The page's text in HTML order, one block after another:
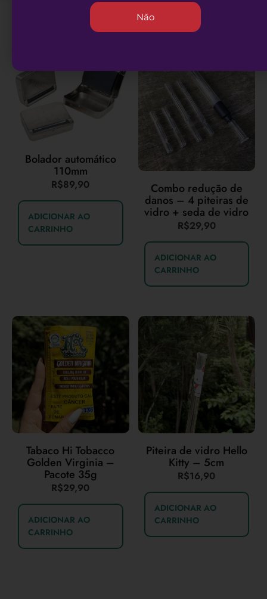
Bolador automático
110mm
R$89,90
ADICIONAR AO
CARRINHO
Combo redução de
danos – 4 piteiras de
vidro + seda de vidro
R$29,90
ADICIONAR AO
CARRINHO
Tabaco Hi Tobacco
Golden Virginia –
Pacote 35g
R$29,90
ADICIONAR AO
CARRINHO
Piteira de vidro Hello
Kitty – 5cm
R$16,90
ADICIONAR AO
CARRINHO
Não